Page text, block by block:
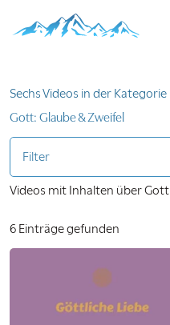
Sechs Videos in der Kategorie
Gott: Glaube & Zweifel
Filter
Videos mit Inhalten über Gott.
6 Einträge gefunden